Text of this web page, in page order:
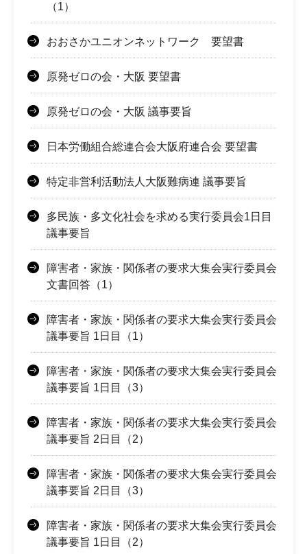
（1）
おおさかユニオンネットワーク 要望書
原発ゼロの会・大阪 要望書
原発ゼロの会・大阪 議事要旨
日本労働組合総連合会大阪府連合会 要望書
特定非営利活動法人大阪難病連 議事要旨
多民族・多文化社会を求める実行委員会1日目
議事要旨
障害者・家族・関係者の要求大集会実行委員会
文書回答（1）
障害者・家族・関係者の要求大集会実行委員会
議事要旨 1日目（1）
障害者・家族・関係者の要求大集会実行委員会
議事要旨 1日目（3）
障害者・家族・関係者の要求大集会実行委員会
議事要旨 2日目（2）
障害者・家族・関係者の要求大集会実行委員会
議事要旨 2日目（3）
障害者・家族・関係者の要求大集会実行委員会
議事要旨 1日目（2）